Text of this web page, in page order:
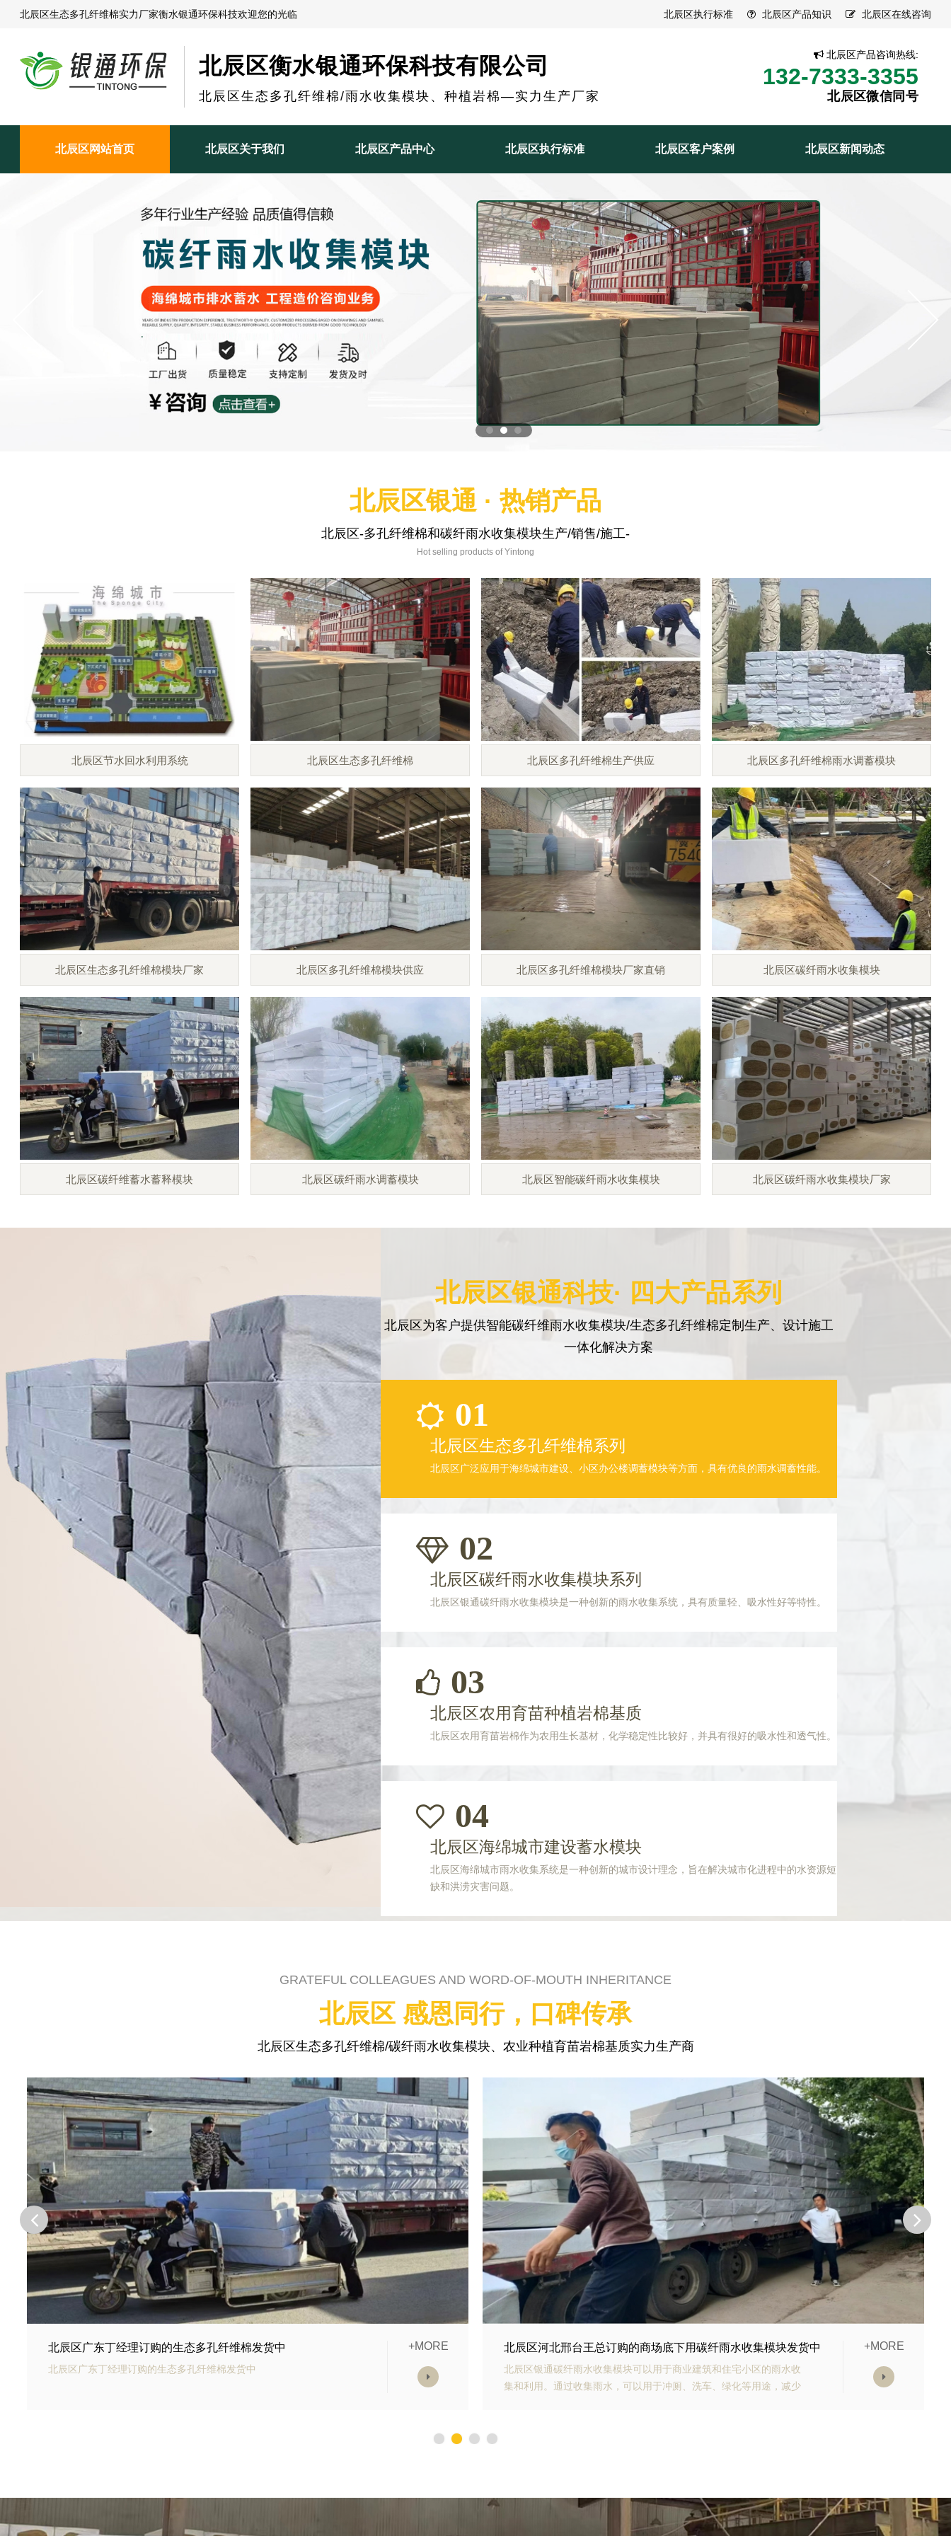
北辰区生态多孔纤维棉实力厂家衡水银通环保科技欢迎您的光临 北辰区执行标准 北辰区产品知识 北辰区在线咨询
北辰区衡水银通环保科技有限公司
北辰区生态多孔纤维棉/雨水收集模块、种植岩棉—实力生产厂家
北辰区产品咨询热线:
132-7333-3355
北辰区微信同号
北辰区网站首页 北辰区关于我们 北辰区产品中心 北辰区执行标准 北辰区客户案例 北辰区新闻动态
北辰区银通 · 热销产品
北辰区-多孔纤维棉和碳纤雨水收集模块生产/销售/施工-
Hot selling products of Yintong
北辰区节水回水利用系统 北辰区生态多孔纤维棉 北辰区多孔纤维棉生产供应 北辰区多孔纤维棉雨水调蓄模块
北辰区生态多孔纤维棉模块厂家 北辰区多孔纤维棉模块供应 北辰区多孔纤维棉模块厂家直销 北辰区碳纤雨水收集模块
北辰区碳纤维蓄水蓄释模块 北辰区碳纤雨水调蓄模块 北辰区智能碳纤雨水收集模块 北辰区碳纤雨水收集模块厂家
北辰区银通科技· 四大产品系列
北辰区为客户提供智能碳纤维雨水收集模块/生态多孔纤维棉定制生产、设计施工
一体化解决方案
01
北辰区生态多孔纤维棉系列
北辰区广泛应用于海绵城市建设、小区办公楼调蓄模块等方面，具有优良的雨水调蓄性能。
02
北辰区碳纤雨水收集模块系列
北辰区银通碳纤雨水收集模块是一种创新的雨水收集系统，具有质量轻、吸水性好等特性。
03
北辰区农用育苗种植岩棉基质
北辰区农用育苗岩棉作为农用生长基材，化学稳定性比较好，并具有很好的吸水性和透气性。
04
北辰区海绵城市建设蓄水模块
北辰区海绵城市雨水收集系统是一种创新的城市设计理念，旨在解决城市化进程中的水资源短
缺和洪涝灾害问题。
GRATEFUL COLLEAGUES AND WORD-OF-MOUTH INHERITANCE
北辰区 感恩同行，口碑传承
北辰区生态多孔纤维棉/碳纤雨水收集模块、农业种植育苗岩棉基质实力生产商
北辰区河北邢台王总订购的商场底下用碳纤雨水收集模块发货中
北辰区银通碳纤雨水收集模块可以用于商业建筑和住宅小区的雨水收
+MORE 北辰区山东青岛李经理订购的生态多孔纤维棉正在发货
北辰区银通生态多孔纤维棉具有高强承载能力、高抗渗能力、抗老化
能力强、施工方便等优势。模块的顶部应设计有反冲洗装置，以防止
+MORE